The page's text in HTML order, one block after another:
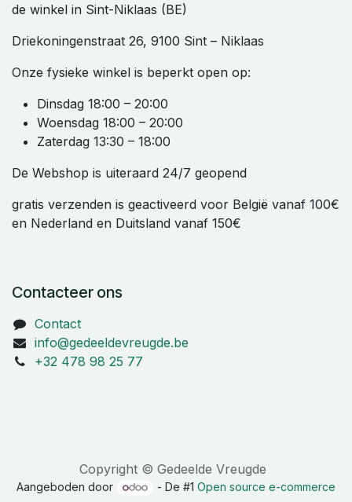
de winkel in Sint-Niklaas (BE)
Driekoningenstraat 26, 9100 Sint – Niklaas
Onze fysieke winkel is beperkt open op:
Dinsdag 18:00 – 20:00
Woensdag 18:00 – 20:00
Zaterdag 13:30 – 18:00
De Webshop is uiteraard 24/7 geopend
gratis verzenden is geactiveerd voor België vanaf 100€
en Nederland en Duitsland vanaf 150€
Contacteer ons
Contact
info@gedeeldevreugde.be
+32 478 98 25 77
Copyright © Gedeelde Vreugde
Aangeboden door - De #1Open source e-commerce